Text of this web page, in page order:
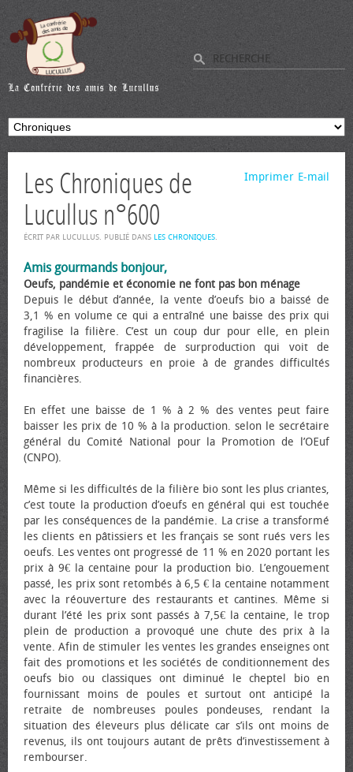
E-mail
Imprimer
Les Chroniques de
Lucullus n°600
ÉCRIT PAR LUCULLUS. PUBLIÉ DANS LES CHRONIQUES.
Amis gourmands bonjour,
Oeufs, pandémie et économie ne font pas bon ménage
Depuis le début d’année, la vente d’œufs bio a baissé de
3,1 % en volume ce qui a entraîné une baisse des prix qui
fragilise la filière. C’est un coup dur pour elle, en plein
développement, frappée de surproduction qui voit de
nombreux producteurs en proie à de grandes difficultés
financières.
En effet une baisse de 1 % à 2 % des ventes peut faire
baisser les prix de 10 % à la production. selon le secrétaire
général du Comité National pour la Promotion de l’Œuf
(CNPO).
Même si les difficultés de la filière bio sont les plus criantes,
c’est toute la production d’œufs en général qui est touchée
par les conséquences de la pandémie. La crise a transformé
les clients en pâtissiers et les français se sont rués vers les
œufs. Les ventes ont progressé de 11 % en 2020 portant les
prix à 9€ la centaine pour la production bio. L’engouement
passé, les prix sont retombés à 6,5 € la centaine notamment
avec la réouverture des restaurants et cantines. Même si
durant l’été les prix sont passés à 7,5€ la centaine, le trop
plein de production a provoqué une chute des prix à la
vente. Afin de stimuler les ventes les grandes enseignes ont
fait des promotions et les sociétés de conditionnement des
œufs bio ou classiques ont diminué le cheptel bio en
fournissant moins de poules et surtout ont anticipé la
retraite de nombreuses poules pondeuses, rendant la
situation des éleveurs plus délicate car s’ils ont moins de
revenus, ils ont toujours autant de prêts d’investissement à
rembourser.